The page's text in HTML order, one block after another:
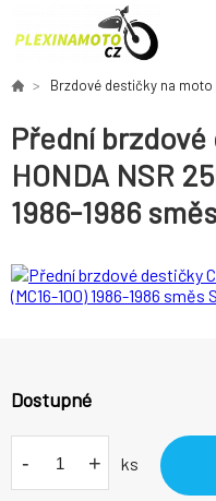
Brzdové destičky na moto
Přední
HONDA NSR
1986-1986
Dostupné
- + ks